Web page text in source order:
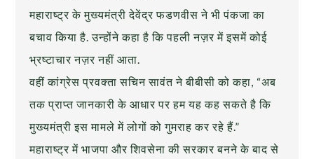
महाराष्ट्र के मुख्यमंत्री देवेंद्र फडणवीस ने भी पंकजा का
बचाव किया है. उन्होंने कहा है कि पहली नज़र में इसमें कोई
भ्रष्टाचार नज़र नहीं आता.
वहीं कांग्रेस प्रवक्ता सचिन सावंत ने बीबीसी को कहा, “अब
तक प्राप्त जानकारी के आधार पर हम यह कह सकते है कि
मुख्यमंत्री इस मामले में लोगों को गुमराह कर रहे हैं.”
महाराष्ट्र में भाजपा और शिवसेना की सरकार बनने के बाद से